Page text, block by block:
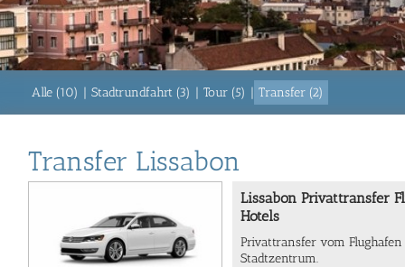
Alle (10) | Stadtrundfahrt (3) | Tour (5) | Transfer (2)
Transfer Lissabon
Lissabon Privattransfer
Hotels
Privattransfer vom
Stadtzentrum.